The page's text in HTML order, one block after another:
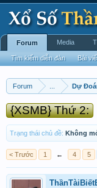
Forum Dự
{XSMB} Thứ 2:
Trạng thái chủ đề: Không
< Trước 1 ← 4 5
Forum
Tìm kiếm diễn đàn Bài
Media